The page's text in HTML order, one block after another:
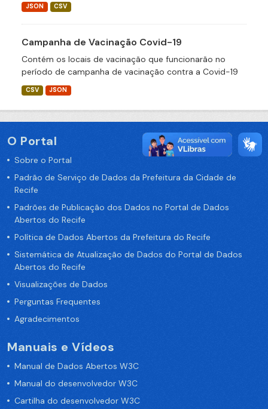
JSON CSV
Campanha de Vacinação Covid-19
Contém os locais de vacinação que funcionarão no
período de campanha de vacinação contra a Covid-19
CSV JSON
O Portal
Sobre o Portal
Padrão de Serviço de Dados da Prefeitura da Cidade de
Recife
Padrões de Publicação dos Dados no Portal de Dados
Abertos do Recife
Política de Dados Abertos da Prefeitura do Recife
Sistemática de Atualização de Dados do Portal de Dados
Abertos do Recife
Visualizações de Dados
Perguntas Frequentes
Agradecimentos
Manuais e Vídeos
Manual de Dados Abertos W3C
Manual do desenvolvedor W3C
Cartilha do desenvolvedor W3C